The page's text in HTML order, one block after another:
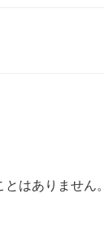
はありません。